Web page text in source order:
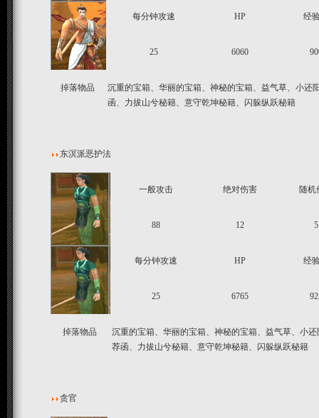
每分钟攻速 HP 经
25 6060
掉落物品
沉重的宝箱、华丽的宝箱、神秘的宝箱、益气草、小
函、力拔山兮秘籍、意守乾坤秘籍、闪躲纵跃秘籍
东溟派恶护法
一般攻击 绝对伤害 随机
88 12 5
每分钟攻速 HP 经
25 6765
掉落物品
沉重的宝箱、华丽的宝箱、神秘的宝箱、益气草、小
荐函、力拔山兮秘籍、意守乾坤秘籍、闪躲纵跃秘籍
贪官